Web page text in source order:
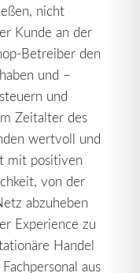
nicht
Kunde an der
Betreiber den
und –
und
Zeitalter des
wertvoll und
mit positiven
von der
abzuheben
Experience zu
Handel
aus